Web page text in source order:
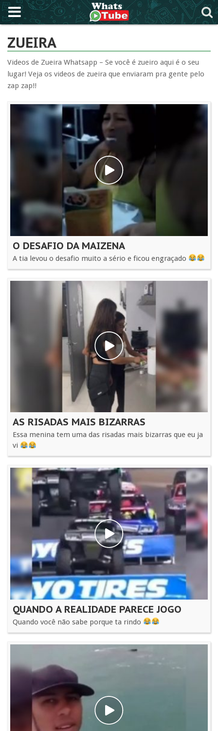
ZUEIRA
Videos de Zueira Whatsapp – Se você é zueiro aqui é o seu
lugar! Veja os videos de zueira que enviaram pra gente pelo
zap zap!!
O DESAFIO DA MAIZENA
A tia levou o desafio muito a sério e ficou engraçado
AS RISADAS MAIS BIZARRAS
Essa menina tem uma das risadas mais bizarras que eu ja
vi
QUANDO A REALIDADE PARECE JOGO
Quando você não sabe porque ta rindo